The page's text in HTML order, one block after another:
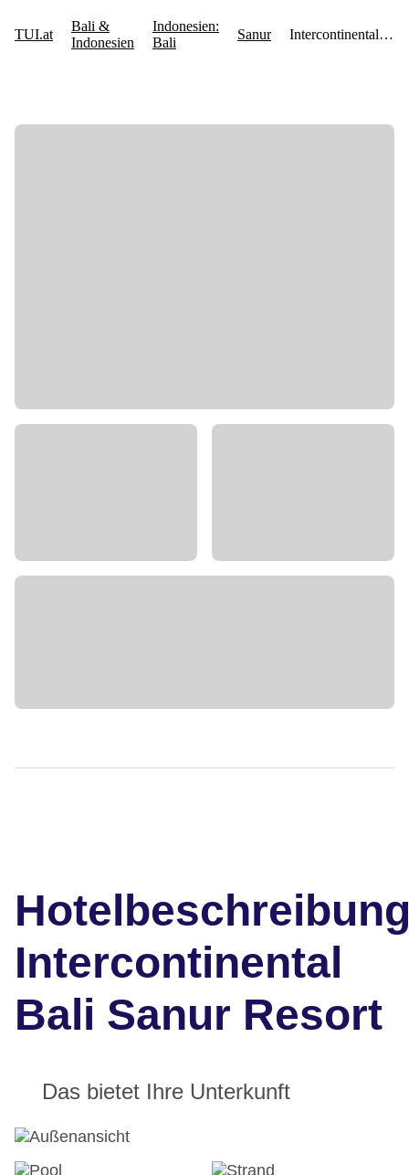
Intercontinental
Bali Sanur Resort
Das bietet Ihre Unterkunft